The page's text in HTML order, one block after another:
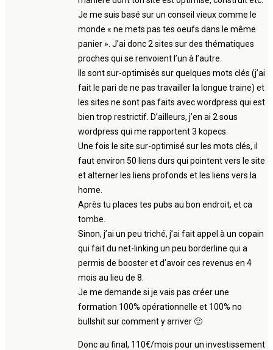
Je me suis basé sur un conseil vieux comme le
monde « ne mets pas tes oeufs dans le même
panier ». J’ai donc 2 sites sur des thématiques
proches qui se renvoient l’un à l’autre.
Ils sont sur-optimisés sur quelques mots clés (j’ai
fait le pari de ne pas travailler la longue traine) et
les sites ne sont pas faits avec wordpress qui est
bien trop restrictif. D’ailleurs, j’en ai 2 sous
wordpress qui me rapportent 3 kopecs.
Une fois le site sur-optimisé sur les mots clés, il
faut environ 50 liens durs qui pointent vers le site
et alterner les liens profonds et les liens vers la
home.
Après tu places tes pubs au bon endroit, et ca
tombe.
Sinon, j’ai un peu triché, j’ai fait appel à un copain
qui fait du net-linking un peu borderline qui a
permis de booster et d’avoir ces revenus en 4
mois au lieu de 8.
Je me demande si je vais pas créer une
formation 100% opérationnelle et 100% no
bullshit sur comment y arriver 🙂
Donc au final, 110€/mois pour un investissement